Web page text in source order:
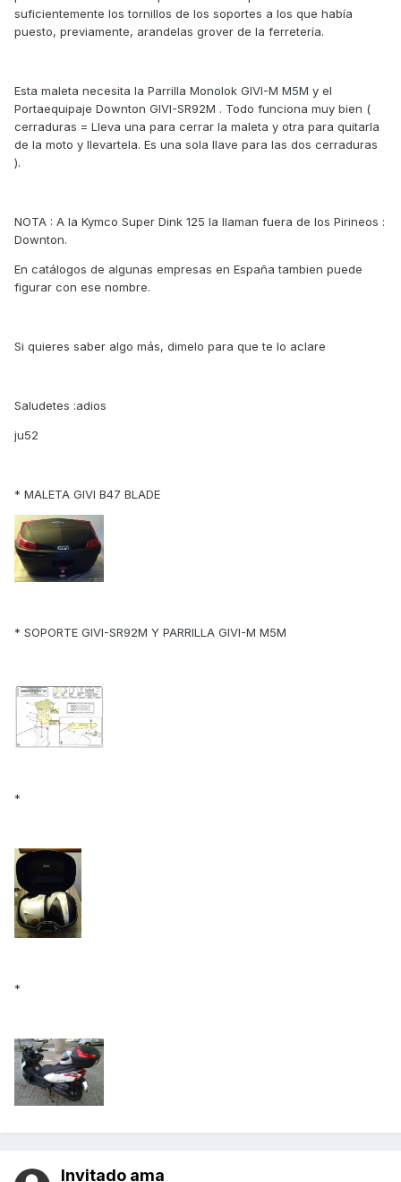
suficientemente los tornillos de los soportes a los que había
puesto, previamente, arandelas grover de la ferretería.
Esta maleta necesita la Parrilla Monolok GIVI-M M5M y el
Portaequipaje Downton GIVI-SR92M . Todo funciona muy bien (
cerraduras = Lleva una para cerrar la maleta y otra para quitarla
de la moto y llevartela. Es una sola llave para las dos cerraduras
).
NOTA : A la Kymco Super Dink 125 la llaman fuera de los Pirineos :
Downton.
En catálogos de algunas empresas en España tambien puede
figurar con ese nombre.
Si quieres saber algo más, dimelo para que te lo aclare
Saludetes :adios
ju52
* MALETA GIVI B47 BLADE
* SOPORTE GIVI-SR92M Y PARRILLA GIVI-M M5M
*
*
Invitado ama